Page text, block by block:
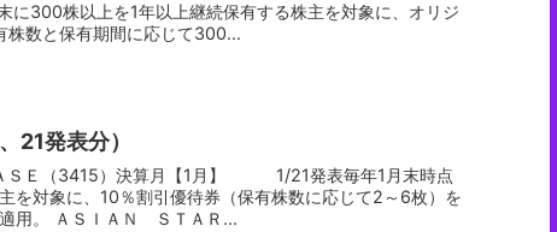
に300株以上を1年以上継続保有する株主を対象に、オリジ
株数と保有期間に応じて300...
21発表分）
を対象に、10％割引優待券（保有株数に応じて2～6枚）を
贈呈する。22年1月末から適用。 ＡＳＩＡＮ ＳＴＡＲ...